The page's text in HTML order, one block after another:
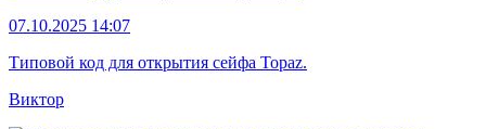
07.10.2025 14:07
Типовой код для открытия сейфа Topaz.
Виктор